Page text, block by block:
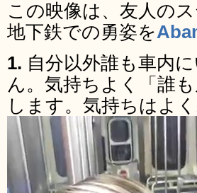
この映像は、友人の
地下鉄での勇姿を
1. 自分以外誰も車内
ん。気持ちよく「誰
します。気持ちはよ